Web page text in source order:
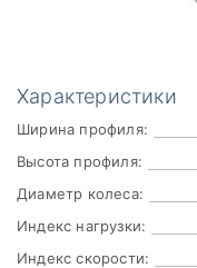
Характеристики
Ширина профиля:
Высота профиля:
Диаметр колеса:
Индекс нагрузки:
Индекс скорости: